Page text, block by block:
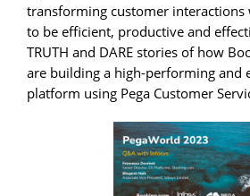
transforming customer interactions
to be efficient, productive and
TRUTH and DARE stories of how
are building a high-performing and
platform using Pega Customer